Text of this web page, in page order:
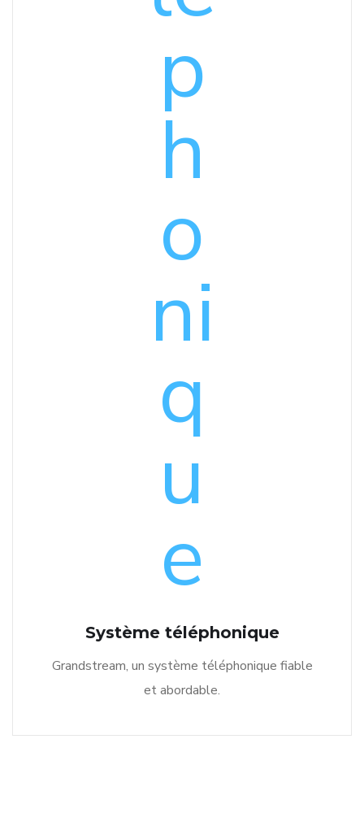
Système téléphonique
Grandstream, un système téléphonique fiable
et abordable.